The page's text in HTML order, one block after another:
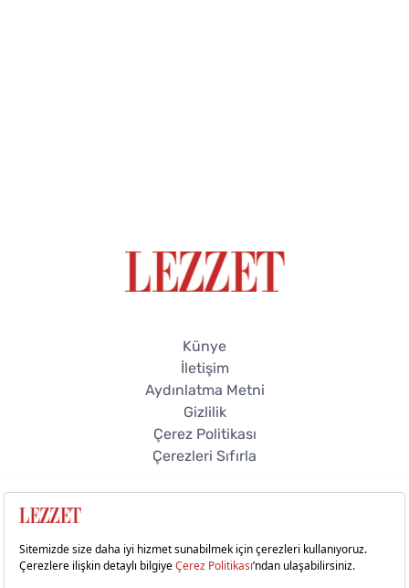
Künye
İletişim
Aydınlatma Metni
Gizlilik
Çerez Politikası
Çerezleri Sıfırla